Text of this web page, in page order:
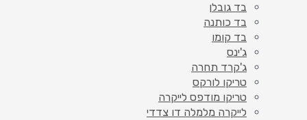
בד גובלן
בד כותנה
בד קומו
ג'ינס
ג'קרד תחרה
טריקו לורקס
טריקו מודפס לייקרה
לייקרה מלמלה דו צדדי